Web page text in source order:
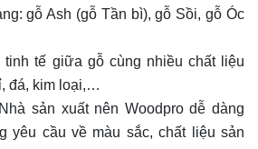
gỗ Ash (gỗ Tần bì), gỗ Sồi, gỗ Óc
tế giữa gỗ cùng nhiều chất liệu
đá, kim loại,…
sản xuất nên Woodpro dễ dàng
yêu cầu về màu sắc, chất liệu sản